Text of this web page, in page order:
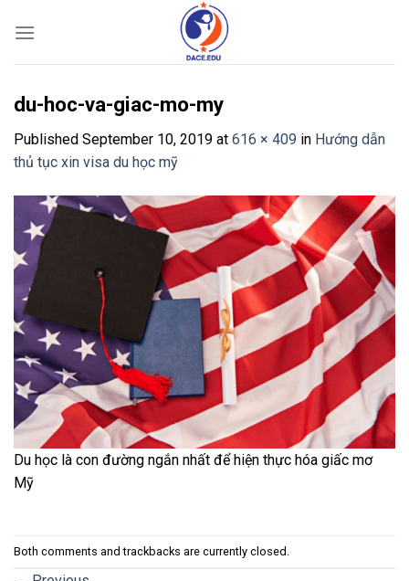
du-hoc-va-giac-mo-my
Published September 10, 2019 at 616 × 409 in Hướng dẫn
thủ tục xin visa du học mỹ
Du học là con đường ngắn nhất để hiện thực hóa giấc mơ
Mỹ
Both comments and trackbacks are currently closed.